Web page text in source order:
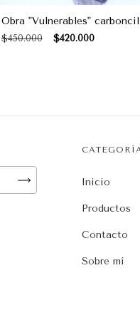
Obra "Vulnerables"
$450.000 $420.000
Inicio
Productos
Contacto
Sobre mí